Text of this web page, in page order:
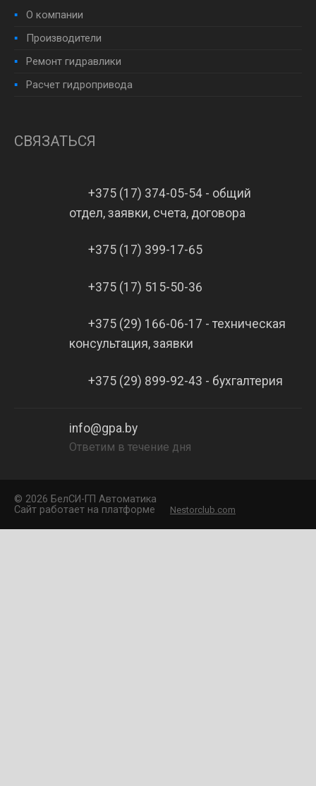
О компании
Производители
Ремонт гидравлики
Расчет гидропривода
СВЯЗАТЬСЯ
+375 (17) 374-05-54 - общий
отдел, заявки, счета, договора
+375 (17) 399-17-65
+375 (17) 515-50-36
+375 (29) 166-06-17 - техническая
консультация, заявки
+375 (29) 899-92-43 - бухгалтерия
info@gpa.by
Ответим в течение дня
© 2026 БелCИ-ГП Автоматика
Сайт работает на платформе
Nestorclub.com